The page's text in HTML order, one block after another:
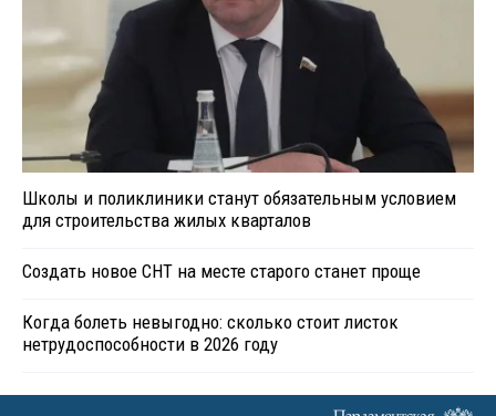
Школы и поликлиники станут обязательным условием
для строительства жилых кварталов
Создать новое СНТ на месте старого станет проще
Когда болеть невыгодно: сколько стоит листок
нетрудоспособности в 2026 году